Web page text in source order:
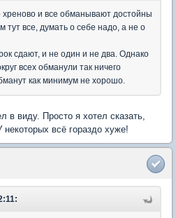
хреново и все обманывают достойны
тут все, думать о себе надо, а не о
сдают, и не один и не два. Однако
всех обманули так ничего
как минимум не хорошо.
в виду. Просто я хотел сказать,
всё гораздо хуже!